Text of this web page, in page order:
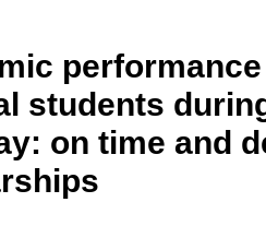
students
on time and